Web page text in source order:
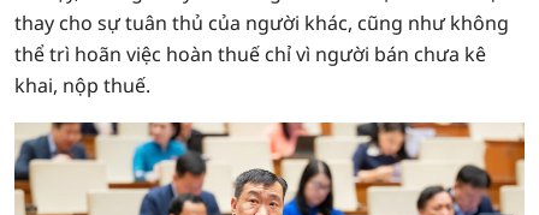
thay cho sự tuân thủ của người khác, cũng như không
thể trì hoãn việc hoàn thuế chỉ vì người bán chưa kê
khai, nộp thuế.